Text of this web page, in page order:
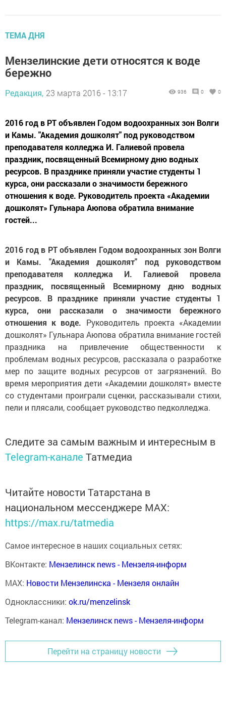
ТЕМА ДНЯ
Мензелинские дети относятся к воде
бережно
Редакция, 23 марта 2016 - 13:17 936 0 0
2016 год в РТ объявлен Годом водоохранных зон Волги
и Камы. "Академия дошколят" под руководством
преподавателя колледжа И. Галиевой провела
праздник, посвященный Всемирному дню водных
ресурсов. В празднике приняли участие студенты 1
курса, они рассказали о значимости бережного
отношения к воде. Руководитель проекта «Академии
дошколят» Гульнара Аюпова обратила внимание
гостей...
2016 год в РТ объявлен Годом водоохранных зон Волги
и Камы. "Академия дошколят" под руководством
преподавателя колледжа И. Галиевой провела
праздник, посвященный Всемирному дню водных
ресурсов. В празднике приняли участие студенты 1
курса, они рассказали о значимости бережного
отношения к воде. Руководитель проекта «Академии
дошколят» Гульнара Аюпова обратила внимание гостей
праздника на привлечение общественности к
проблемам водных ресурсов, рассказала о разработке
мер по защите водных ресурсов от загрязнений. Во
время мероприятия дети «Академии дошколят» вместе
со студентами проиграли сценки, рассказывали стихи,
пели и плясали, сообщает руководство педколледжа.
Следите за самым важным и интересным в
Telegram-канале Татмедиа
Читайте новости Татарстана в
национальном мессенджере MАХ:
https://max.ru/tatmedia
Самое интересное в наших социальных сетях:
ВКонтакте: Мензелинск news - Мензеля-информ
MAX: Новости Мензелинска - Мензеля онлайн
Одноклассники: ok.ru/menzelinsk
Telegram-канал: Мензелинск news - Мензеля-информ
Перейти на страницу новости